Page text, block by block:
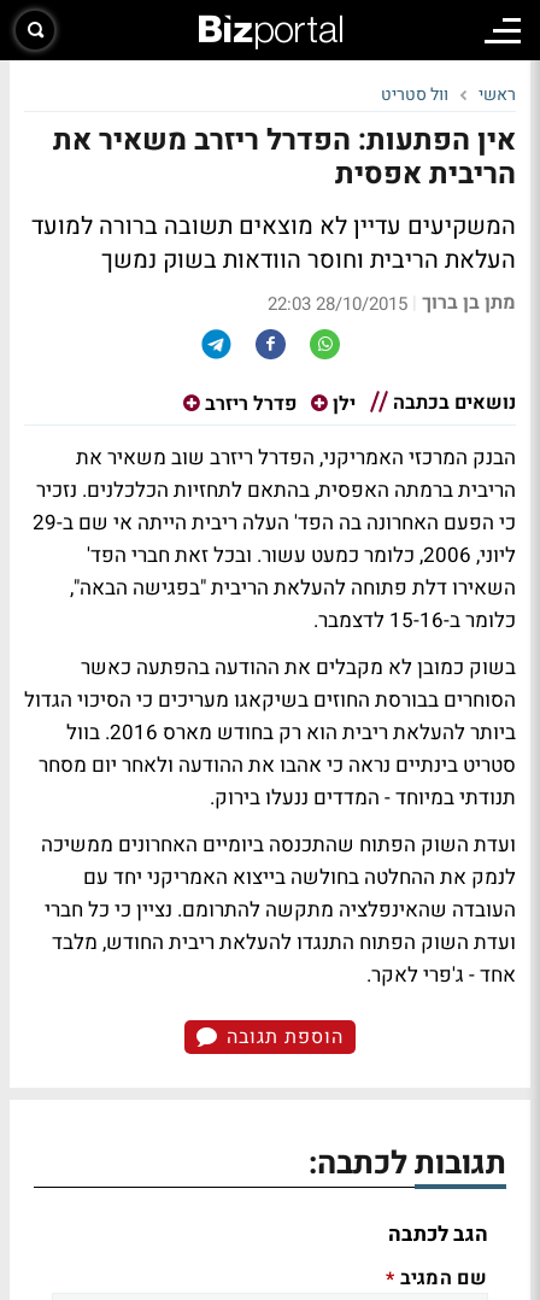
ראשי וול סטריט
אין הפתעות: הפדרל ריזרב משאיר את
הריבית אפסית
המשקיעים עדיין לא מוצאים תשובה ברורה למועד
העלאת הריבית וחוסר הוודאות בשוק נמשך
מתן בן ברוך |
28/10/2015 22:03
נושאים בכתבה ילן פדרל ריזרב
הבנק המרכזי האמריקני, הפדרל ריזרב שוב משאיר את
הריבית ברמתה האפסית, בהתאם לתחזיות הכלכלנים. נזכיר
כי הפעם האחרונה בה הפד' העלה ריבית הייתה אי שם ב-29
ליוני, 2006, כלומר כמעט עשור. ובכל זאת חברי הפד'
השאירו דלת פתוחה להעלאת הריבית "בפגישה הבאה",
כלומר ב-15-16 לדצמבר.
בשוק כמובן לא מקבלים את ההודעה בהפתעה כאשר
הסוחרים בבורסת החוזים בשיקאגו מעריכים כי הסיכוי הגדול
ביותר להעלאת ריבית הוא רק בחודש מארס 2016. בוול
סטריט בינתיים נראה כי אהבו את ההודעה ולאחר יום מסחר
תנודתי במיוחד - המדדים ננעלו בירוק.
ועדת השוק הפתוח שהתכנסה ביומיים האחרונים ממשיכה
לנמק את ההחלטה בחולשה בייצוא האמריקני יחד עם
העובדה שהאינפלציה מתקשה להתרומם. נציין כי כל חברי
ועדת השוק הפתוח התנגדו להעלאת ריבית החודש, מלבד
אחד - ג'פרי לאקר.
הוספת תגובה
תגובות לכתבה:
הגב לכתבה
שם המגיב *